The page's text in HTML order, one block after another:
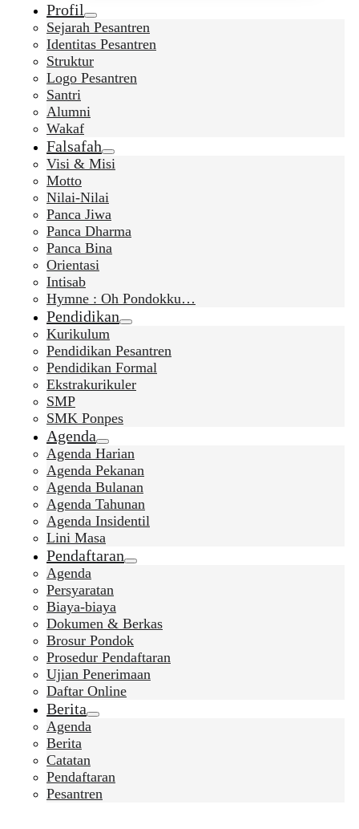
Profil
Sejarah Pesantren
Identitas Pesantren
Struktur
Logo Pesantren
Santri
Alumni
Wakaf
Falsafah
Visi & Misi
Motto
Nilai-Nilai
Panca Jiwa
Panca Dharma
Panca Bina
Orientasi
Intisab
Hymne : Oh Pondokku…
Pendidikan
Kurikulum
Pendidikan Pesantren
Pendidikan Formal
Ekstrakurikuler
SMP
SMK Ponpes
Agenda
Agenda Harian
Agenda Pekanan
Agenda Bulanan
Agenda Tahunan
Agenda Insidentil
Lini Masa
Pendaftaran
Agenda
Persyaratan
Biaya-biaya
Dokumen & Berkas
Brosur Pondok
Prosedur Pendaftaran
Ujian Penerimaan
Daftar Online
Berita
Agenda
Berita
Catatan
Pendaftaran
Pesantren